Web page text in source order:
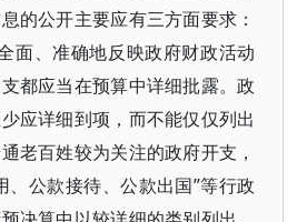
的公开主要应有三方面要求：
面、准确地反映政府财政活动
都应当在预算中详细批露。政
应详细到项，而不能仅仅列出
老百姓较为关注的政府开支，
、公款接待、公款出国”等行政